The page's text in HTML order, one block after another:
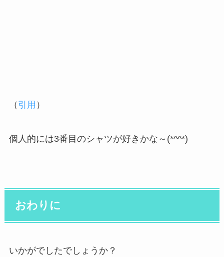
（ 引用 ）
個人的には3番目のシャツが好きかな～(*^^*)
おわりに
いかがでしたでしょうか？